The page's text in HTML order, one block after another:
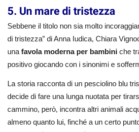
5. Un mare di tristezza
Sebbene il titolo non sia molto
di tristezza” di Anna Iudica, Chiara
una favola moderna per bambini che
positivo giocando con i sinonimi e
La storia racconta di un pesciolino blu
decide di fare una lunga nuotata per
cammino, però, incontra altri animali
almeno quanto lui, finché a un certo